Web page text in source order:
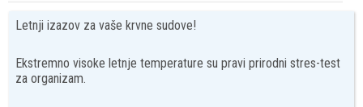
PANEL NA NARKOTIKE – 10 DROGA
Dodaj u korpu
Letnji izazov za vaše krvne sudove!
Ekstremno visoke letnje temperature su pravi prirodni stres-test
za organizam.